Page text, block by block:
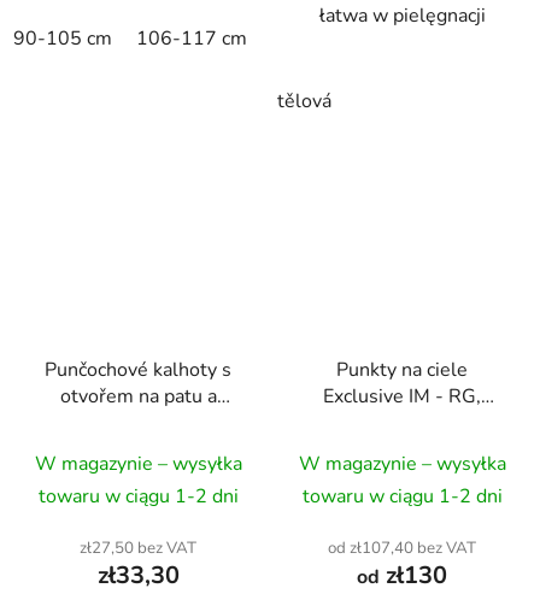
90-105 cm 106-117 cm
łatwa w pielęgnacji
tělová
Punčochové kalhoty s
otvořem na patu a
W magazynie – wysyłka
towaru w ciągu 1-2 dni
zł27,50 bez VAT
zł33,30
Punkty na ciele
Exclusive IM - RG,
W magazynie – wysyłka
towaru w ciągu 1-2 dni
od zł107,40 bez VAT
od zł130